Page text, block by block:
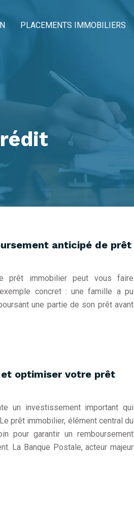
PLACEMENTS IMMOBILIERS
anticipé de prêt
prêt immobilier peut vous faire
concret : une famille a pu
une partie de son prêt avant
optimiser votre prêt
un investissement important qui
prêt immobilier, élément central du
pour garantir un remboursement
La Banque Postale, acteur majeur